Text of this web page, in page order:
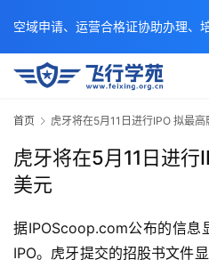
首页 虎牙将在5月11日进行IPO 拟最高
虎牙将在5月11日进行
美元
据IPOScoop.com公布的信息
IPO。虎牙提交的招股书文件
空域申请、运营合格证协助办理、